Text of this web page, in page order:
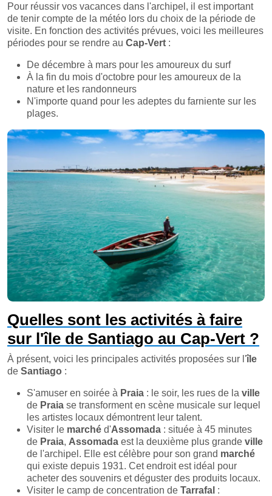
Pour réussir vos vacances dans l'archipel, il est important
de tenir compte de la météo lors du choix de la période de
visite. En fonction des activités prévues, voici les meilleures
périodes pour se rendre au Cap-Vert :
De décembre à mars pour les amoureux du surf
À la fin du mois d'octobre pour les amoureux de la
nature et les randonneurs
N'importe quand pour les adeptes du farniente sur les
plages.
Quelles sont les activités à faire
sur l'île de Santiago au Cap-Vert ?
À présent, voici les principales activités proposées sur l'île
de Santiago :
S'amuser en soirée à Praia : le soir, les rues de la ville
de Praia se transforment en scène musicale sur lequel
les artistes locaux démontrent leur talent.
Visiter le marché d'Assomada : située à 45 minutes
de Praia, Assomada est la deuxième plus grande ville
de l'archipel. Elle est célèbre pour son grand marché
qui existe depuis 1931. Cet endroit est idéal pour
acheter des souvenirs et déguster des produits locaux.
Visiter le camp de concentration de Tarrafal :